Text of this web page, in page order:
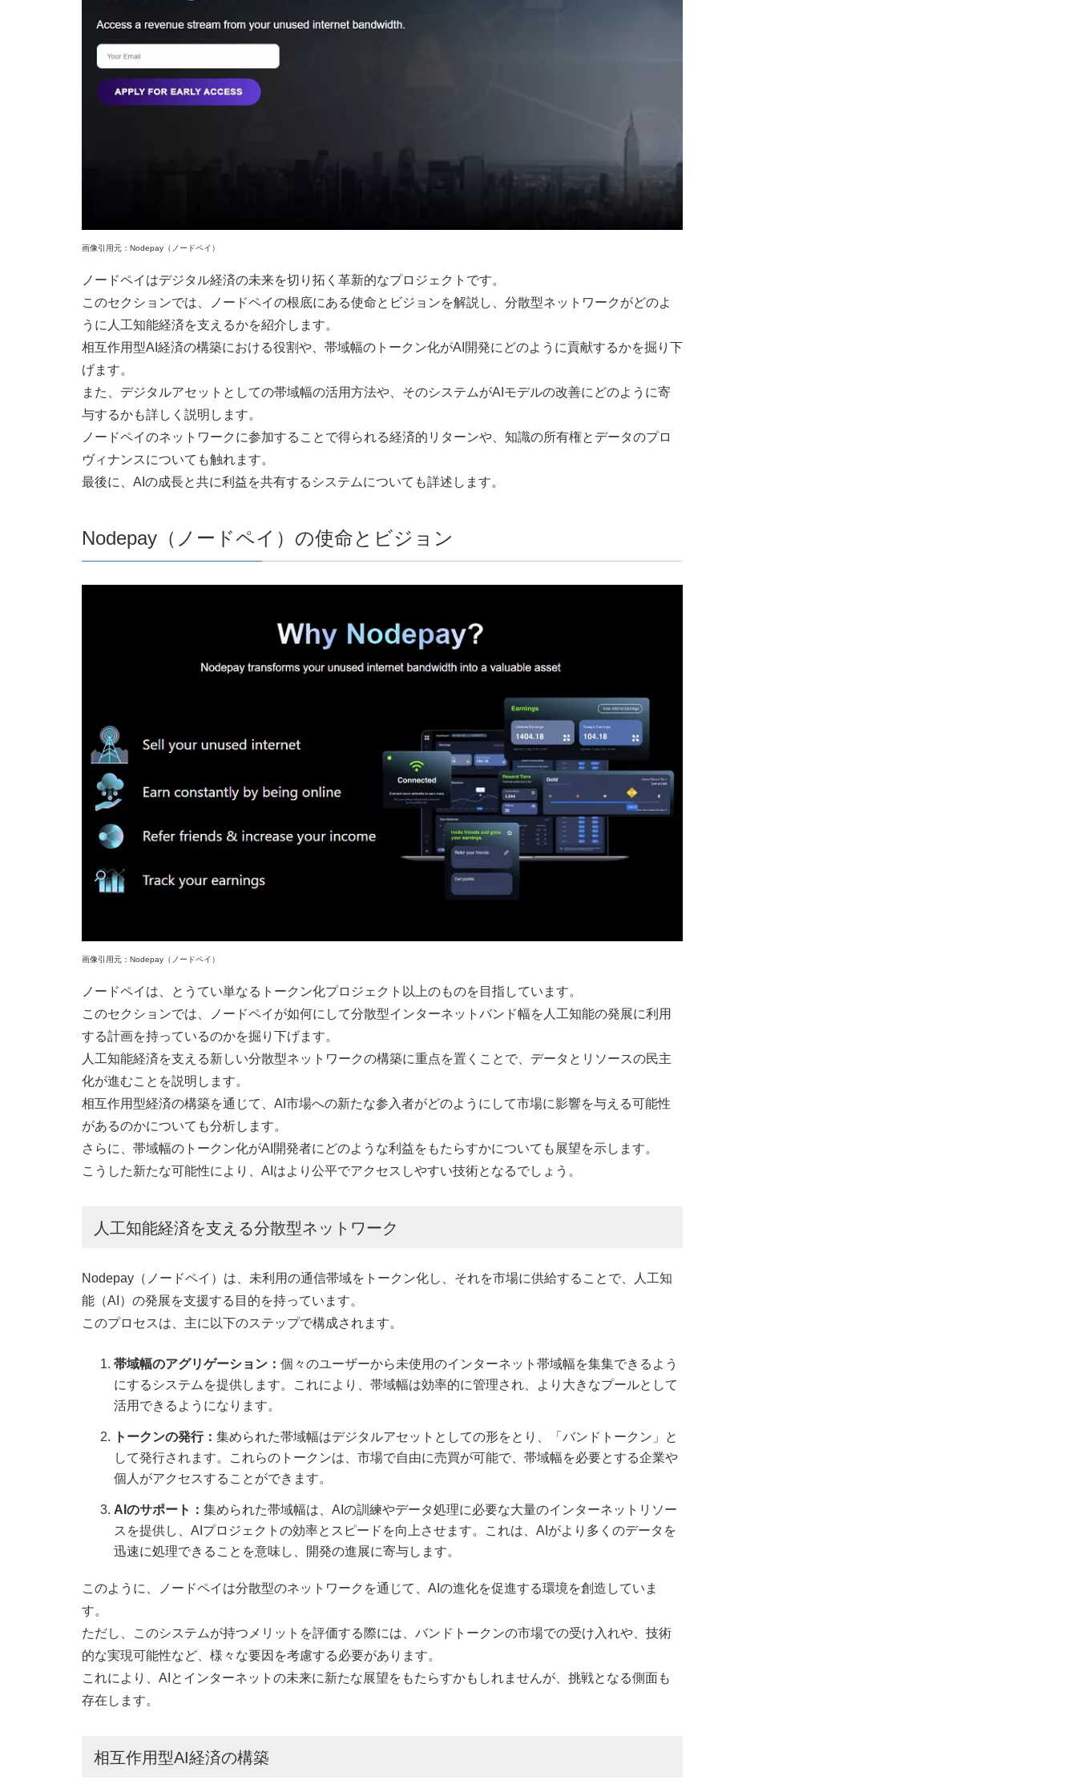
画像引用元：Nodepay（ノードペイ）
ノードペイはデジタル経済の未来を切り拓く革新的なプロジェクトです。
このセクションでは、ノードペイの根底にある使命とビジョンを解説し、分散型ネットワークがどのよ
うに人工知能経済を支えるかを紹介します。
相互作用型AI経済の構築における役割や、帯域幅のトークン化がAI開発にどのように貢献するかを掘り下
げます。
また、デジタルアセットとしての帯域幅の活用方法や、そのシステムがAIモデルの改善にどのように寄
与するかも詳しく説明します。
ノードペイのネットワークに参加することで得られる経済的リターンや、知識の所有権とデータのプロ
ヴィナンスについても触れます。
最後に、AIの成長と共に利益を共有するシステムについても詳述します。
Nodepay（ノードペイ）の使命とビジョン
画像引用元：Nodepay（ノードペイ）
ノードペイは、とうてい単なるトークン化プロジェクト以上のものを目指しています。
このセクションでは、ノードペイが如何にして分散型インターネットバンド幅を人工知能の発展に利用
する計画を持っているのかを掘り下げます。
人工知能経済を支える新しい分散型ネットワークの構築に重点を置くことで、データとリソースの民主
化が進むことを説明します。
相互作用型経済の構築を通じて、AI市場への新たな参入者がどのようにして市場に影響を与える可能性
があるのかについても分析します。
さらに、帯域幅のトークン化がAI開発者にどのような利益をもたらすかについても展望を示します。
こうした新たな可能性により、AIはより公平でアクセスしやすい技術となるでしょう。
人工知能経済を支える分散型ネットワーク
Nodepay（ノードペイ）は、未利用の通信帯域をトークン化し、それを市場に供給することで、人工知
能（AI）の発展を支援する目的を持っています。
このプロセスは、主に以下のステップで構成されます。
帯域幅のアグリゲーション： 個々のユーザーから未使用のインターネット帯域幅を集集できるよう
にするシステムを提供します。これにより、帯域幅は効率的に管理され、より大きなプールとして
活用できるようになります。
トークンの発行： 集められた帯域幅はデジタルアセットとしての形をとり、「バンドトークン」と
して発行されます。これらのトークンは、市場で自由に売買が可能で、帯域幅を必要とする企業や
個人がアクセスすることができます。
AIのサポート： 集められた帯域幅は、AIの訓練やデータ処理に必要な大量のインターネットリソー
スを提供し、AIプロジェクトの効率とスピードを向上させます。これは、AIがより多くのデータを
迅速に処理できることを意味し、開発の進展に寄与します。
このように、ノードペイは分散型のネットワークを通じて、AIの進化を促進する環境を創造していま
す。
ただし、このシステムが持つメリットを評価する際には、バンドトークンの市場での受け入れや、技術
的な実現可能性など、様々な要因を考慮する必要があります。
これにより、AIとインターネットの未来に新たな展望をもたらすかもしれませんが、挑戦となる側面も
存在します。
相互作用型AI経済の構築